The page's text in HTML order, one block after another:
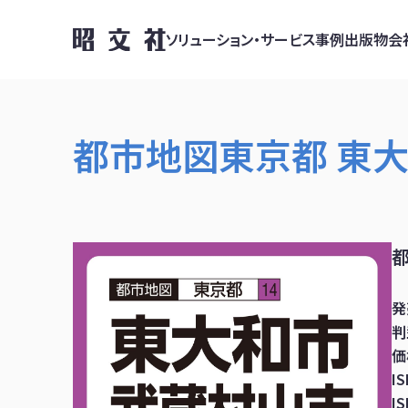
ソリューション・サービス事例出版物会
都市地図東京都 東
価